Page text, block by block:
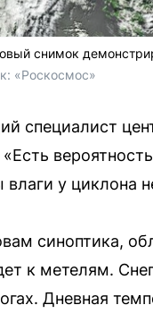
снимок
«Роскосмос»
специалист
влаги у циклона
синоптика,
к метелям.
Дневная